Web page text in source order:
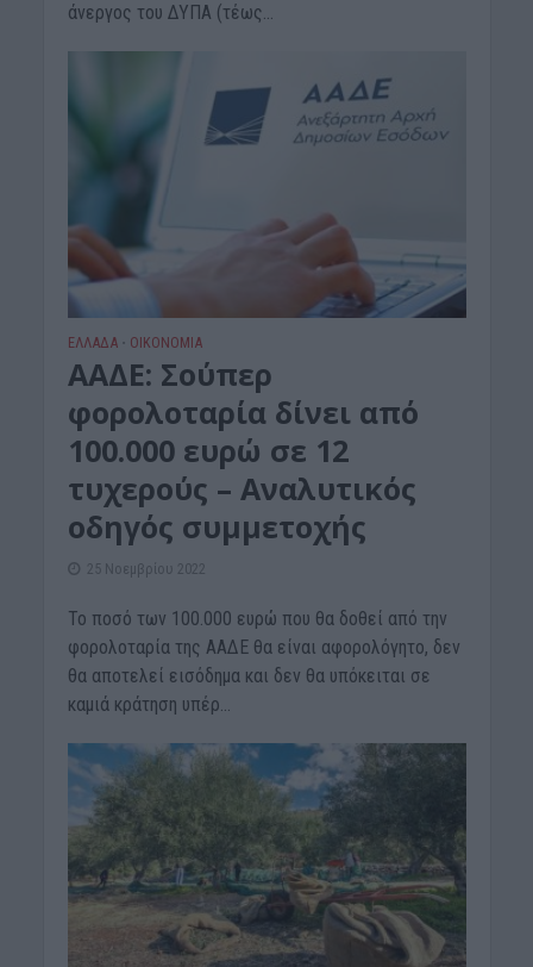
άνεργος του ΔΥΠΑ (τέως...
ΕΛΛΑΔΑ • ΟΙΚΟΝΟΜΙΑ
ΑΑΔΕ: Σούπερ
φορολοταρία δίνει από
100.000 ευρώ σε 12
τυχερούς – Αναλυτικός
οδηγός συμμετοχής
25 Νοεμβρίου 2022
Το ποσό των 100.000 ευρώ που θα δοθεί από την
φορολοταρία της ΑΑΔΕ θα είναι αφορολόγητο, δεν
θα αποτελεί εισόδημα και δεν θα υπόκειται σε
καμιά κράτηση υπέρ...